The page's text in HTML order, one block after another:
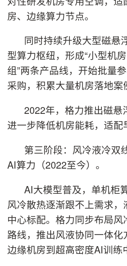
房、边缘算力节点。
同时持续升级大型磁悬
型算力枢纽，形成“小型机
组”两条产品线，开始批量
采购，积累大量机房落地案
2022年，格力推出磁悬
进一步降低机房能耗，适配
第三阶段：风冷液冷双
AI算力（2022至今）。
AI大模型普及，单机柜
风冷散热逐渐跟不上需求
中心标配。格力同步布局
路线，推出风液协同一体
边缘机房到超高密度AI训练